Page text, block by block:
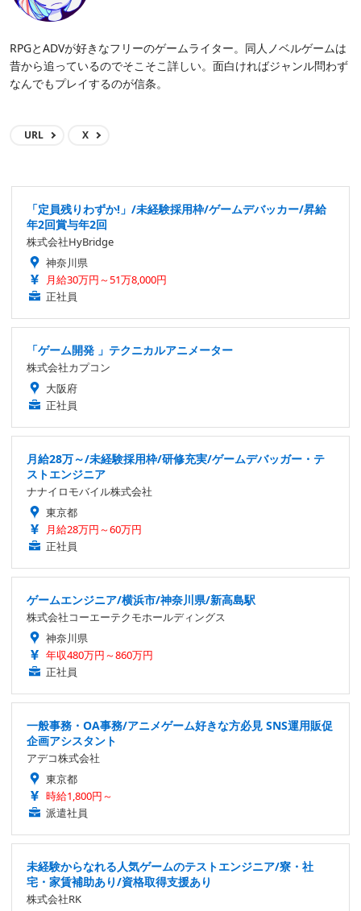
RPGとADVが好きなフリーのゲームライター。同人ノベルゲームは
昔から追っているのでそこそこ詳しい。面白ければジャンル問わず
なんでもプレイするのが信条。
URL X
「定員残りわずか!」/未経験採用枠/ゲームデバッカー/昇給
年2回賞与年2回
株式会社HyBridge
神奈川県
月給30万円～51万8,000円
正社員
「ゲーム開発 」テクニカルアニメーター
株式会社カプコン
大阪府
正社員
月給28万～/未経験採用枠/研修充実/ゲームデバッガー・テ
ストエンジニア
ナナイロモバイル株式会社
東京都
月給28万円～60万円
正社員
ゲームエンジニア/横浜市/神奈川県/新高島駅
株式会社コーエーテクモホールディングス
神奈川県
年収480万円～860万円
正社員
一般事務・OA事務/アニメゲーム好きな方必見 SNS運用販促
企画アシスタント
アデコ株式会社
東京都
時給1,800円～
派遣社員
未経験からなれる人気ゲームのテストエンジニア/寮・社
宅・家賃補助あり/資格取得支援あり
株式会社RK